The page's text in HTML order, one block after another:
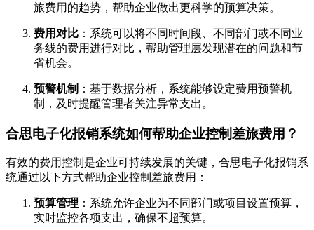
旅费用的趋势，帮助企业做出更科学的预算决策。
费用对比 ：系统可以将不同时间段、不同部门或不同业
务线的费用进行对比，帮助管理层发现潜在的问题和节
省机会。
预警机制 ：基于数据分析，系统能够设定费用预警机
制，及时提醒管理者关注异常支出。
合思电子化报销系统如何帮助企业控制差旅费用？
有效的费用控制是企业可持续发展的关键，合思电子化报销系
统通过以下方式帮助企业控制差旅费用：
预算管理 ：系统允许企业为不同部门或项目设置预算，
实时监控各项支出，确保不超预算。